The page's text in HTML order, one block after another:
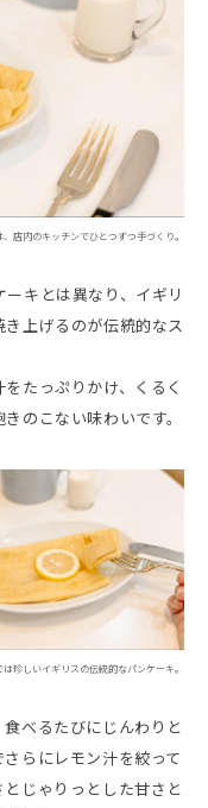
店内のキッチンでひとつずつ手づくり。
キとは異なり、イギリ
上げるのが伝統的なス
たっぷりかけ、くるく
のこない味わいです。
は珍しいイギリスの伝統的なパンケーキ。
べるたびにじんわりと
らにレモン汁を絞って
じゃりっとした甘さと